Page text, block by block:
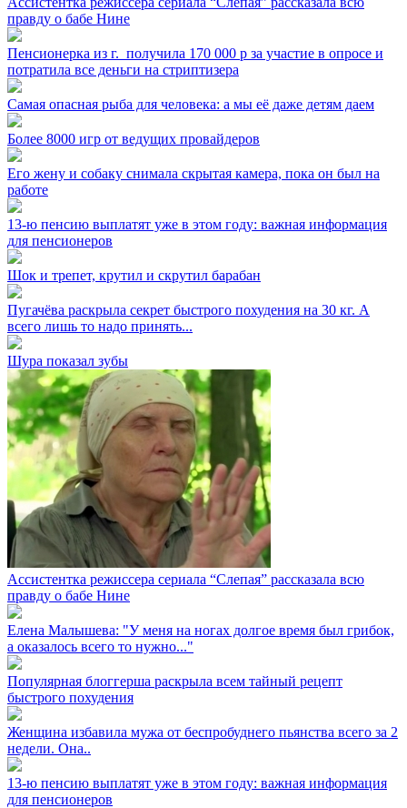
правду о бабе Нине
Пенсионерка из г. ⁣ получила 170 000 р за участие в опросе и
потратила все деньги на стриптизера
Самая опасная рыба для человека: а мы её даже детям даем
Более 8000 игр от ведущих провайдеров
Его жену и собаку снимала скрытая камера, пока он был на
работе
13-ю пенсию выплатят уже в этом году: важная информация
для пенсионеров
Шок и трепет, крутил и скрутил барабан
Пугачёва раскрыла секрет быстрого похудения на 30 кг. А
всего лишь то надо принять...
Шура показал зубы
Ассистентка режиссера сериала “Слепая” рассказала всю
правду о бабе Нине
Елена Малышева: "У меня на ногах долгое время был грибок,
а оказалось всего то нужно..."
Популярная блоггерша раскрыла всем тайный рецепт
быстрого похудения
Женщина избавила мужа от беспробуднего пьянства всего за 2
недели. Она..
13-ю пенсию выплатят уже в этом году: важная информация
для пенсионеров